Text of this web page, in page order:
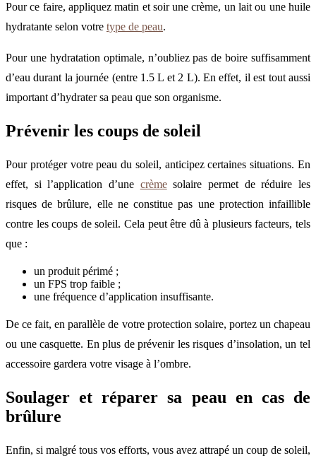
Pour ce faire, appliquez matin et soir une crème, un lait ou une huile
hydratante selon votre type de peau.
Pour une hydratation optimale, n’oubliez pas de boire suffisamment
d’eau durant la journée (entre 1.5 L et 2 L). En effet, il est tout aussi
important d’hydrater sa peau que son organisme.
Prévenir les coups de soleil
Pour protéger votre peau du soleil, anticipez certaines situations. En
effet, si l’application d’une crèmesolaire permet de réduire les
risques de brûlure, elle ne constitue pas une protection infaillible
contre les coups de soleil. Cela peut être dû à plusieurs facteurs, tels
que :
un produit périmé ;
un FPS trop faible ;
une fréquence d’application insuffisante.
De ce fait, en parallèle de votre protection solaire, portez un chapeau
ou une casquette. En plus de prévenir les risques d’insolation, un tel
accessoire gardera votre visage à l’ombre.
Soulager et réparer sa peau en cas de
brûlure
Enfin, si malgré tous vos efforts, vous avez attrapé un coup de soleil,